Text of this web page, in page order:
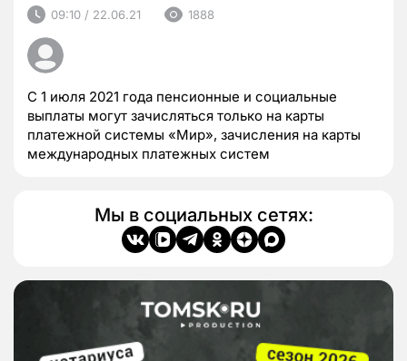
09:10 / 22.06.21 1888
С 1 июля 2021 года пенсионные и социальные
выплаты могут зачисляться только на карты
платежной системы «Мир», зачисления на карты
международных платежных систем
Мы в социальных сетях: